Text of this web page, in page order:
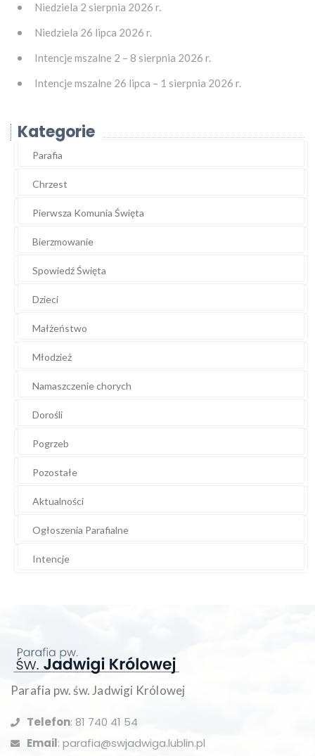
Niedziela 2 sierpnia 2026 r.
Niedziela 26 lipca 2026 r.
Intencje mszalne 2 – 8 sierpnia 2026 r.
Intencje mszalne 26 lipca – 1 sierpnia 2026 r.
Kategorie
Parafia
Chrzest
Pierwsza Komunia Święta
Bierzmowanie
Spowiedź Święta
Dzieci
Małżeństwo
Młodzież
Namaszczenie chorych
Dorośli
Pogrzeb
Pozostałe
Aktualności
Ogłoszenia Parafialne
Intencje
Parafia pw. św. Jadwigi Królowej
Telefon: 81 740 41 54
Email: parafia@swjadwiga.lublin.pl